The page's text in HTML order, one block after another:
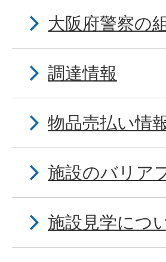
大阪府警察の
調達情報
物品売払い情
施設のバリア
施設見学につ